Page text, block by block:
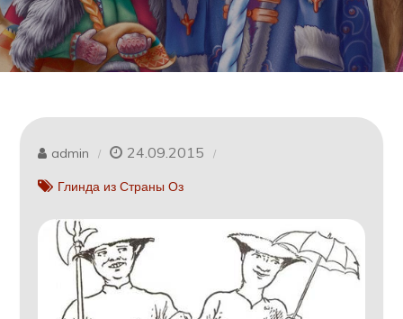
admin 24.09.2015
Глинда из Страны Оз